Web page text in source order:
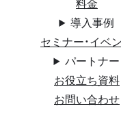
導入事例
セミナー・イベ
パートナー
お役立ち資料
お問い合わせ